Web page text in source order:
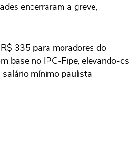
encerraram a greve,
335 para moradores do
base no IPC-Fipe, elevando-os
mínimo paulista.